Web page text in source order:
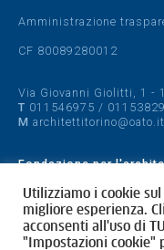
Amministrazione
CF 80089280012
Via Giovanni Giolitti, 1 -
T 011546975 /
M architettitorino@oato.it
Fondazione per
Designed by
Cookie Policy
Utilizziamo i cookie
migliore esperienza.
acconsenti all'uso di
"Impostazioni cookie"